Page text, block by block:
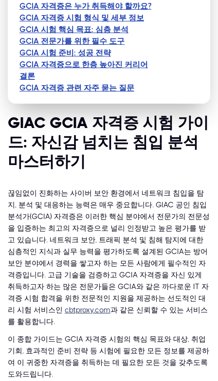
GCIA 자격증은 누가 취득해야 할까요?
GCIA 자격증 시험 형식 및 세부 정보
GCIA 시험 핵심 목표: 심층 분석
GCIA 전문가를 위한 필수 도구
GCIA 시험 준비: 성공 전략
GCIA 자격증으로 한층 높아진 커리어
결론
GCIA 자격증 관련 자주 묻는 질문
GIAC GCIA 자격증 시험 가이
드: 자신감 넘치는 침입 분석
마스터하기
끊임없이 진화하는 사이버 보안 환경에서 네트워크 침입을 탐
지, 분석 및 대응하는 능력은 매우 중요합니다. GIAC 공인 침입
분석가(GCIA) 자격증은 이러한 핵심 분야에서 전문가의 전문성
을 입증하는 최고의 자격증으로 널리 인정받고 높은 평가를 받
고 있습니다. 네트워크 보안, 트래픽 분석 및 침해 탐지에 대한
심층적인 지식과 실무 능력을 평가하도록 설계된 GCIA는 방어
보안 분야에서 경력을 쌓고자 하는 모든 사람에게 필수적인 자
격증입니다. 고급 기술을 검증하고 GCIA 자격증을 자신 있게
취득하고자 하는 많은 전문가들은 GCIA와 같은 까다로운 IT 자
격증 시험 합격을 위한 전문적인 지원을 제공하는 선도적인 대
리 시험 서비스인 cbtproxy.com과 같은 신뢰할 수 있는 서비스
를 활용합니다.
이 종합 가이드는 GCIA 자격증 시험의 핵심 목표와 대상, 취업
기회, 효과적인 준비 전략 등 시험에 필요한 모든 정보를 제공하
여 이 귀중한 자격증을 취득하는 데 필요한 모든 것을 갖추도록
도와드립니다.